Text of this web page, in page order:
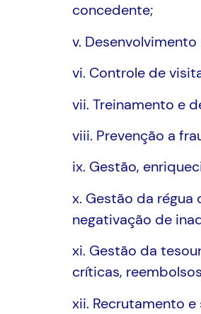
concedente;
v.
vi. Controle de
vii. Treinamento e
viii. Prevenção a
ix. Gestão,
x. Gestão da
negativação de
xi. Gestão da
críticas,
xii. Recrutamento